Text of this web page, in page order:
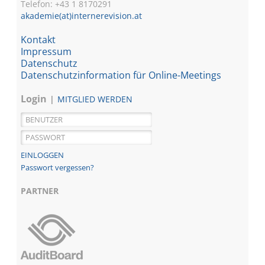
Telefon: +43 18170291
akademie(at)internerevision.at
Kontakt
Impressum
Datenschutz
Datenschutzinformation für Online-Meetings
Login
MITGLIED WERDEN
Passwort vergessen?
PARTNER